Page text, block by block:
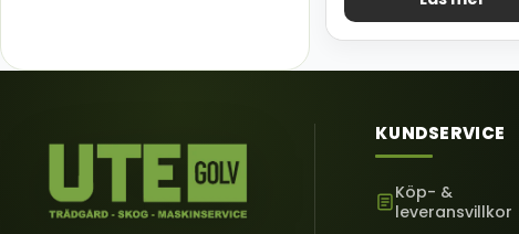
KUNDSERVICE
Köp- &
leveransvillkor